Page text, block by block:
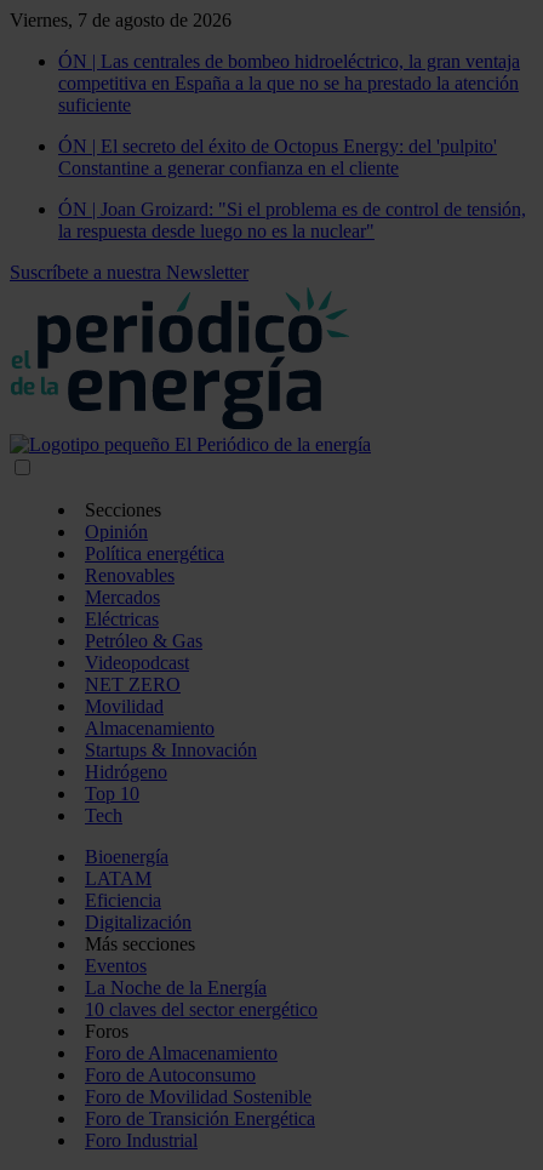
Viernes, 7 de agosto de 2026
ÓN | Las centrales de bombeo hidroeléctrico, la gran ventaja
competitiva en España a la que no se ha prestado la atención
suficiente
ÓN | El secreto del éxito de Octopus Energy: del 'pulpito'
Constantine a generar confianza en el cliente
ÓN | Joan Groizard: "Si el problema es de control de tensión,
la respuesta desde luego no es la nuclear"
Suscríbete a nuestra Newsletter
Secciones
Opinión
Política energética
Renovables
Mercados
Eléctricas
Petróleo & Gas
Videopodcast
NET ZERO
Movilidad
Almacenamiento
Startups & Innovación
Hidrógeno
Top 10
Tech
Bioenergía
LATAM
Eficiencia
Digitalización
Más secciones
Eventos
La Noche de la Energía
10 claves del sector energético
Foros
Foro de Almacenamiento
Foro de Autoconsumo
Foro de Movilidad Sostenible
Foro de Transición Energética
Foro Industrial